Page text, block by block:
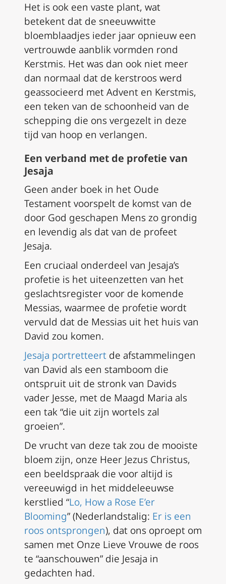
Het is ook een vaste plant, wat
betekent dat de sneeuwwitte
bloemblaadjes ieder jaar opnieuw een
vertrouwde aanblik vormden rond
Kerstmis. Het was dan ook niet meer
dan normaal dat de kerstroos werd
geassocieerd met Advent en Kerstmis,
een teken van de schoonheid van de
schepping die ons vergezelt in deze
tijd van hoop en verlangen.
Een verband met de profetie van
Jesaja
Geen ander boek in het Oude
Testament voorspelt de komst van de
door God geschapen Mens zo grondig
en levendig als dat van de profeet
Jesaja.
Een cruciaal onderdeel van Jesaja’s
profetie is het uiteenzetten van het
geslachtsregister voor de komende
Messias, waarmee de profetie wordt
vervuld dat de Messias uit het huis van
David zou komen.
Jesaja portretteert de afstammelingen
van David als een stamboom die
ontspruit uit de stronk van Davids
vader Jesse, met de Maagd Maria als
een tak “die uit zijn wortels zal
groeien”.
De vrucht van deze tak zou de mooiste
bloem zijn, onze Heer Jezus Christus,
een beeldspraak die voor altijd is
vereeuwigd in het middeleeuwse
kerstlied “Lo, How a Rose E’er
Blooming” (Nederlandstalig: Er is een
roos ontsprongen), dat ons oproept om
samen met Onze Lieve Vrouwe de roos
te “aanschouwen” die Jesaja in
gedachten had.